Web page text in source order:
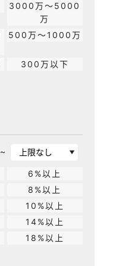
3000万～5000
万
500万～1000万
300万以下
~
6%以上
8%以上
10%以上
14%以上
18%以上